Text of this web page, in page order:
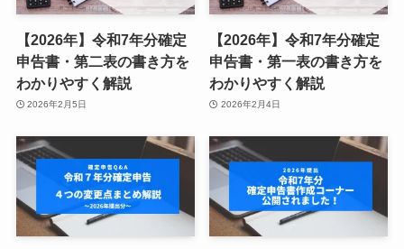
【2026年】令和7年分確定
申告書・第二表の書き方を
わかりやすく解説
2026年2月5日
【2026年】令和7年分確定
申告書・第一表の書き方を
わかりやすく解説
2026年2月4日